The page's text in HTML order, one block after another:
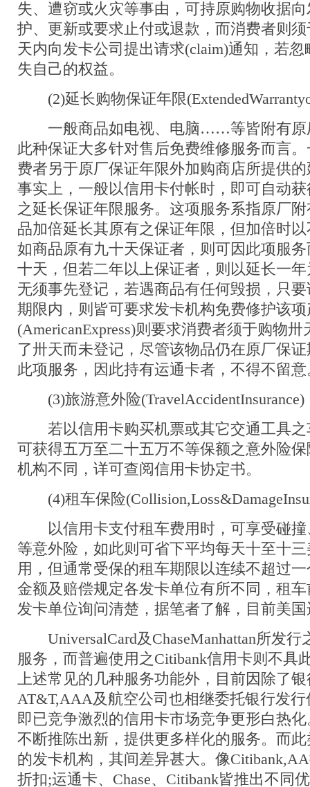
失、遭窃或火灾等事由，可持原购物收据
护、更新或要求止付或退款，而消费者则
天内向发卡公司提出请求(claim)通知，若
失自己的权益。
(2)延长购物保证年限
一般商品如电视、电脑……等皆附有原
此种保证大多针对售后免费维修服务而言
费者另于原厂保证年限外加购商店所提供
事实上，一般以信用卡付帐时，即可自动
之延长保证年限服务。这项服务系指原厂
品加倍延长其原有之保证年限，但加倍时
如商品原有九十天保证者，则可因此项服
十天，但若二年以上保证者，则以延长一
无须事先登记，若遇商品有任何毁损，只
期限内，则皆可要求发卡机构免费修护该
(AmericanExpress)则要求消费者须于购物
了卅天而未登记，尽管该物品仍在原厂保
此项服务，因此持有运通卡者，不得不留意
(3)旅游意外险(TravelAccidentInsurance)
若以信用卡购买机票或其它交通工具之
可获得五万至二十五万不等保额之意外险
机构不同，详可查阅信用卡协定书。
(4)租车保险
以信用卡支付租车费用时，可享受碰撞
等意外险，如此则可省下平均每天十至十
用，但通常受保的租车期限以连续不超过
金额及赔偿规定各发卡单位有所不同，租
发卡单位询问清楚，据笔者了解，目前美
UniversalCard及ChaseManhattan所发行
服务，而普遍使用之Citibank信用卡则不具
上述常见的几种服务功能外，目前因除了
AT&T,AAA及航空公司也相继委托银行发
即已竞争激烈的信用卡市场竞争更形白热
不断推陈出新，提供更多样化的服务。而
的发卡机构，其间差异甚大。像
折扣;运通卡、Chase、Citibank皆推出不同